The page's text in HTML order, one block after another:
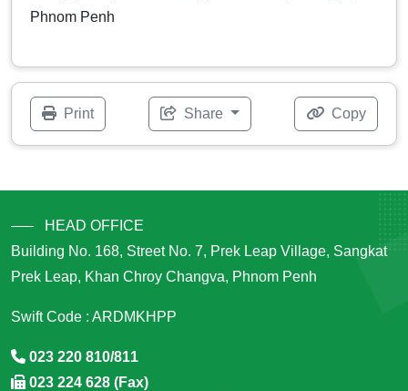
Phnom Penh
Print Share Copy
HEAD OFFICE
Building No. 168, Street No. 7, Prek Leap Village, Sangkat
Prek Leap, Khan Chroy Changva, Phnom Penh
Swift Code : ARDMKHPP
023 220 810/811
023 224 628 (Fax)